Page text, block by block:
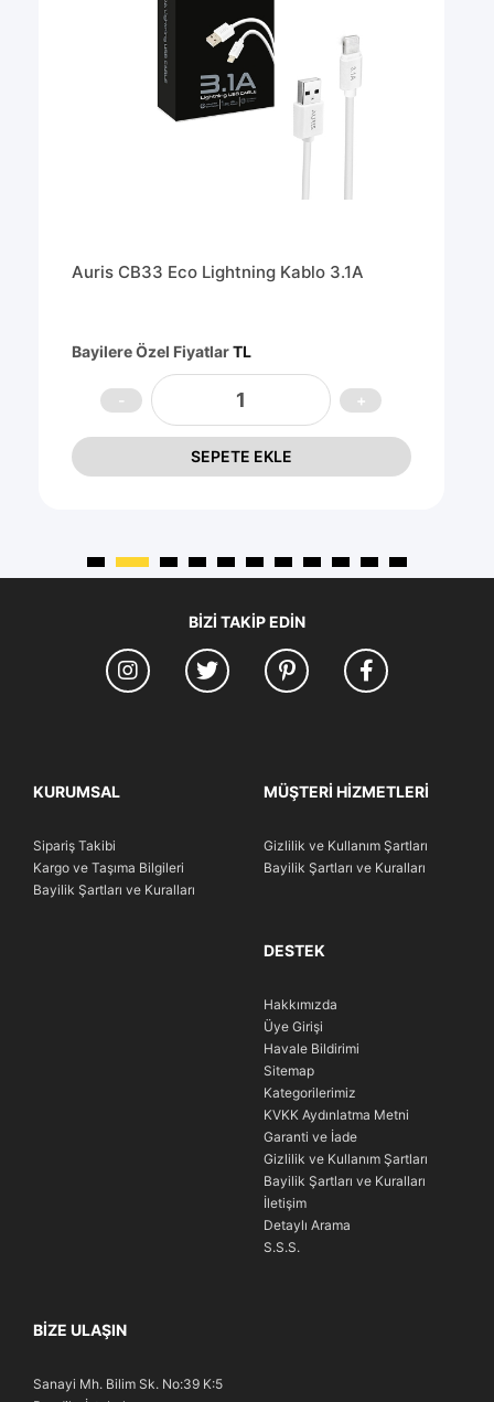
Auris CB33 Eco Lightning Kablo 3.1A
Bayilere Özel FiyatlarTL
SEPETE EKLE
BIZI TAKIP EDIN
KURUMSAL
Sipariş Takibi
Kargo ve Taşıma Bilgileri
Bayilik Şartları ve Kuralları
MÜŞTERI HIZMETLERI
Gizlilik ve Kullanım Şartları
Bayilik Şartları ve Kuralları
DESTEK
Hakkımızda
Üye Girişi
Havale Bildirimi
Sitemap
Kategorilerimiz
KVKK Aydınlatma Metni
Garanti ve İade
Gizlilik ve Kullanım Şartları
Bayilik Şartları ve Kuralları
İletişim
Detaylı Arama
S.S.S.
BIZE ULAŞIN
Sanayi Mh. Bilim Sk. No:39 K:5